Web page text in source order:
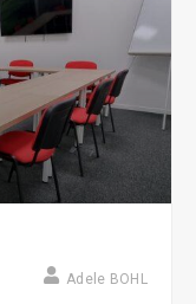
Adele BOHL